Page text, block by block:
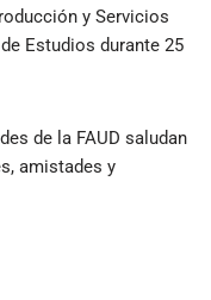
y Servicios
Estudios durante 25
de la FAUD saludan
amistades y